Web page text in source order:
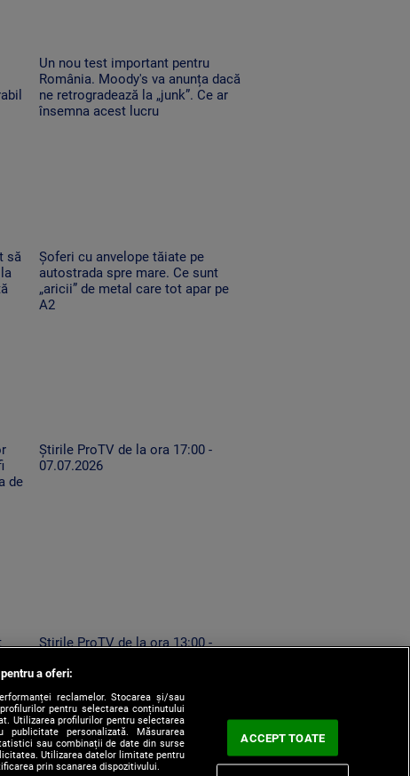
Un nou test important pentru
România. Moody's va anunța dacă
ne retrogradează la „junk”. Ce ar
însemna acest lucru
să
Șoferi cu anvelope tăiate pe
autostrada spre mare. Ce sunt
„aricii” de metal care tot apar pe
A2
de
Știrile ProTV de la ora 17:00 -
07.07.2026
Știrile ProTV de la ora 13:00 -
a oferi:
reclamelor. Stocarea și/sau
pentru selectarea conținutului
Utilizarea profilurilor pentru selectarea
publicitate personalizată. Măsurarea
sau combinații de date din surse
Utilizarea datelor limitate pentru
prin scanarea dispozitivului.
ACCEPT TOATE